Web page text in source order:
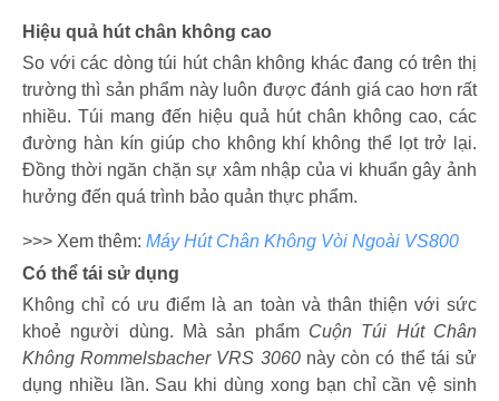
Hiệu quả hút chân không cao
So với các dòng túi hút chân không khác đang có trên thị
trường thì sản phẩm này luôn được đánh giá cao hơn rất
nhiều. Túi mang đến hiệu quả hút chân không cao, các
đường hàn kín giúp cho không khí không thể lọt trở lại.
Đồng thời ngăn chặn sự xâm nhập của vi khuẩn gây ảnh
hưởng đến quá trình bảo quản thực phẩm.
>>> Xem thêm: Máy Hút Chân Không Vòi Ngoài VS800
Có thể tái sử dụng
Không chỉ có ưu điểm là an toàn và thân thiện với sức
khoẻ người dùng. Mà sản phẩm Cuộn Túi Hút Chân
Không ‎Rommelsbacher VRS 3060này còn có thể tái sử
dụng nhiều lần. Sau khi dùng xong bạn chỉ cần vệ sinh